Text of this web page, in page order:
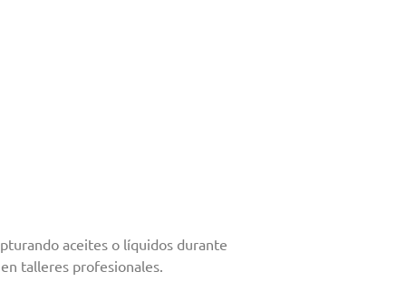
aceites o líquidos durante
talleres profesionales.